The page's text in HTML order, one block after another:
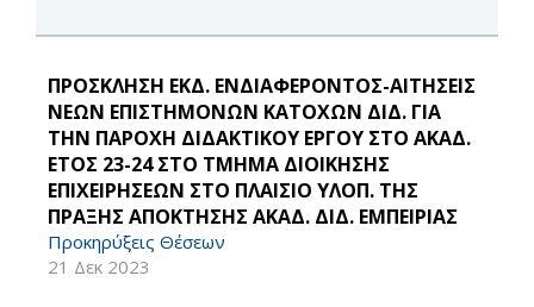
ΠΡΟΣΚΛΗΣΗ ΕΚΔ. ΕΝΔΙΑΦΕΡΟΝΤΟΣ-ΑΙΤΗΣΕΙΣ
ΝΕΩΝ ΕΠΙΣΤΗΜΟΝΩΝ ΚΑΤΟΧΩΝ ΔΙΔ. ΓΙΑ
ΤΗΝ ΠΑΡΟΧΗ ΔΙΔΑΚΤΙΚΟΥ ΕΡΓΟΥ ΣΤΟ ΑΚΑΔ.
ΕΤΟΣ 23-24 ΣΤΟ ΤΜΗΜΑ ΔΙΟΙΚΗΣΗΣ
ΕΠΙΧΕΙΡΗΣΕΩΝ ΣΤΟ ΠΛΑΙΣΙΟ ΥΛΟΠ. ΤΗΣ
ΠΡΑΞΗΣ ΑΠΟΚΤΗΣΗΣ ΑΚΑΔ. ΔΙΔ. ΕΜΠΕΙΡΙΑΣ
Προκηρύξεις Θέσεων
21 Δεκ 2023